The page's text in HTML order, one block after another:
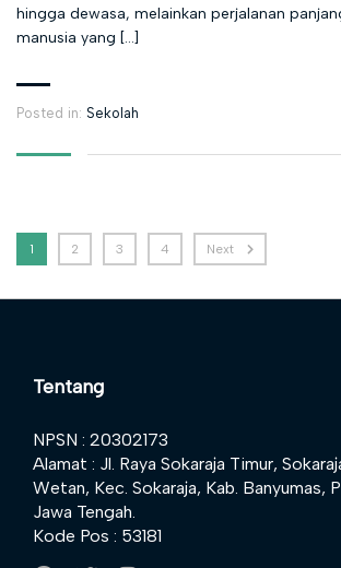
hingga dewasa, melainkan perjalanan
manusia yang […]
Posted in: Sekolah
1 2 3 4 Next
Tentang
NPSN : 20302173
Alamat : Jl. Raya Sokaraja Timur,
Wetan, Kec. Sokaraja, Kab. Banyumas,
Jawa Tengah.
Kode Pos : 53181